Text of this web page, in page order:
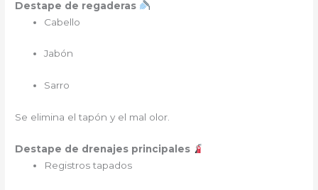
Destape de regaderas
Cabello
Jabón
Sarro
Se elimina el tapón y el mal olor.
Destape de drenajes principales
Registros tapados